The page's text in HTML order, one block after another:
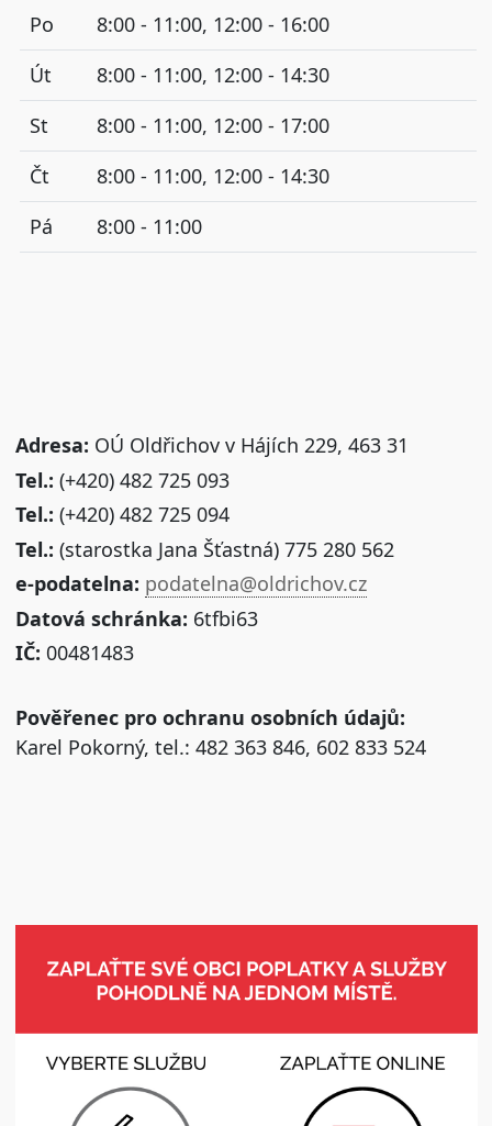
Po
8:00 - 11:00, 12:00 - 16:00
Út
8:00 - 11:00, 12:00 - 14:30
St
8:00 - 11:00, 12:00 - 17:00
Čt
8:00 - 11:00, 12:00 - 14:30
Pá
8:00 - 11:00
Adresa: OÚ Oldřichov v Hájích 229, 463 31
Tel.: (+420) 482 725 093
Tel.: (+420) 482 725 094
Tel.: (starostka Jana Šťastná) 775 280 562
e-podatelna: podatelna@oldrichov.cz
Datová schránka: 6tfbi63
IČ: 00481483
Pověřenec pro ochranu osobních údajů:
Karel Pokorný, tel.: 482 363 846, 602 833 524